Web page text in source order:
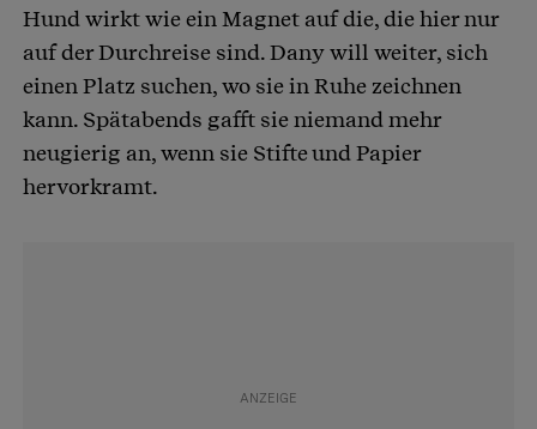
Hund wirkt wie ein Magnet auf die, die hier nur
auf der Durchreise sind. Dany will weiter, sich
einen Platz suchen, wo sie in Ruhe zeichnen
kann. Spätabends gafft sie niemand mehr
neugierig an, wenn sie Stifte und Papier
hervorkramt.